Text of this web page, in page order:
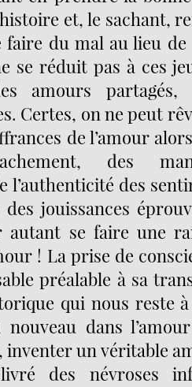
et, le sachant,
faire du mal au lieu
se réduit pas à ces
amours partagés,
Certes, on ne peut
de l’amour
des
l’authenticité des
des jouissances
autant se faire une
! La prise de
préalable à sa
qui nous reste
nouveau dans
un véritable
des névroses